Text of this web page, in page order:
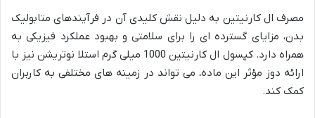
مصرف ال کارنیتین به دلیل نقش کلیدی آن در فرآیندهای متابولیک
بدن، مزایای گسترده ای را برای سلامتی و بهبود عملکرد فیزیکی به
همراه دارد. کپسول ال کارنیتین 1000 میلی گرم استلا نوتریشن نیز با
ارائه دوز مؤثر این ماده، می تواند در زمینه های مختلفی به کاربران
کمک کند.